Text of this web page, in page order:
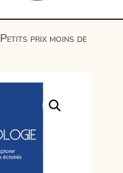
Petits prix moins de